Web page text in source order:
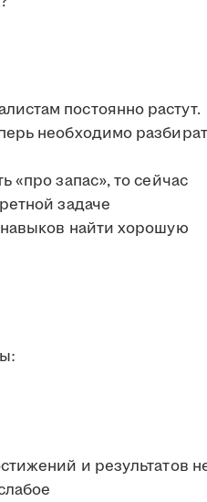
постоянно растут.
необходимо
«про запас», то сейчас
задаче
найти хорошую
и результатов